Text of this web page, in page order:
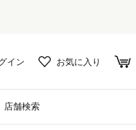
イン お気に入り
店舗検索